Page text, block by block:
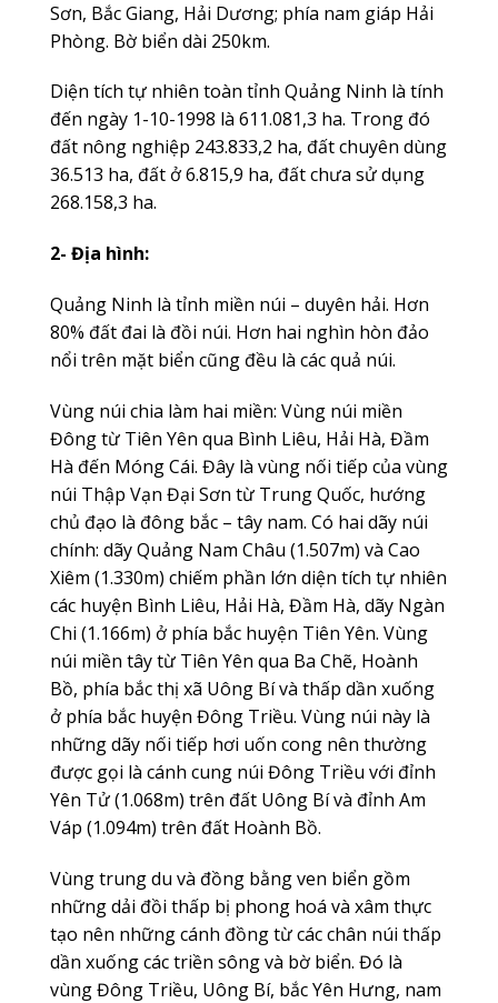
Sơn, Bắc Giang, Hải Dương; phía nam giáp Hải
Phòng. Bờ biển dài 250km.
Diện tích tự nhiên toàn tỉnh Quảng Ninh là tính
đến ngày 1-10-1998 là 611.081,3 ha. Trong đó
đất nông nghiệp 243.833,2 ha, đất chuyên dùng
36.513 ha, đất ở 6.815,9 ha, đất chưa sử dụng
268.158,3 ha.
2- Địa hình:
Quảng Ninh là tỉnh miền núi – duyên hải. Hơn
80% đất đai là đồi núi. Hơn hai nghìn hòn đảo
nổi trên mặt biển cũng đều là các quả núi.
Vùng núi chia làm hai miền: Vùng núi miền
Đông từ Tiên Yên qua Bình Liêu, Hải Hà, Đầm
Hà đến Móng Cái. Đây là vùng nối tiếp của vùng
núi Thập Vạn Đại Sơn từ Trung Quốc, hướng
chủ đạo là đông bắc – tây nam. Có hai dãy núi
chính: dãy Quảng Nam Châu (1.507m) và Cao
Xiêm (1.330m) chiếm phần lớn diện tích tự nhiên
các huyện Bình Liêu, Hải Hà, Đầm Hà, dãy Ngàn
Chi (1.166m) ở phía bắc huyện Tiên Yên. Vùng
núi miền tây từ Tiên Yên qua Ba Chẽ, Hoành
Bồ, phía bắc thị xã Uông Bí và thấp dần xuống
ở phía bắc huyện Đông Triều. Vùng núi này là
những dãy nối tiếp hơi uốn cong nên thường
được gọi là cánh cung núi Đông Triều với đỉnh
Yên Tử (1.068m) trên đất Uông Bí và đỉnh Am
Váp (1.094m) trên đất Hoành Bồ.
Vùng trung du và đồng bằng ven biển gồm
những dải đồi thấp bị phong hoá và xâm thực
tạo nên những cánh đồng từ các chân núi thấp
dần xuống các triền sông và bờ biển. Đó là
vùng Đông Triều, Uông Bí, bắc Yên Hưng, nam